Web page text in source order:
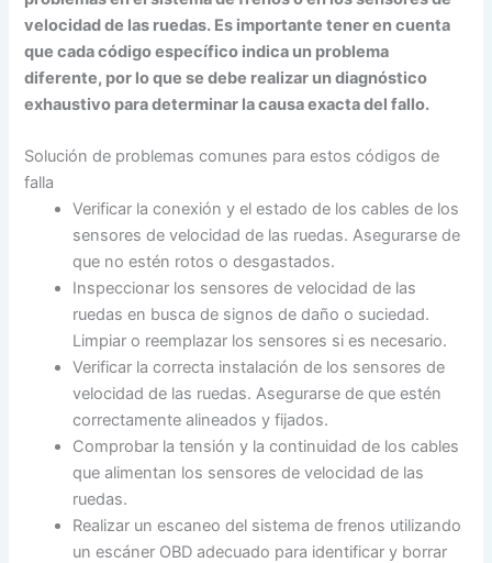
velocidad de las ruedas. Es importante tener en cuenta
que cada código específico indica un problema
diferente, por lo que se debe realizar un diagnóstico
exhaustivo para determinar la causa exacta del fallo.
Solución de problemas comunes para estos códigos de
falla
Verificar la conexión y el estado de los cables de los
sensores de velocidad de las ruedas. Asegurarse de
que no estén rotos o desgastados.
Inspeccionar los sensores de velocidad de las
ruedas en busca de signos de daño o suciedad.
Limpiar o reemplazar los sensores si es necesario.
Verificar la correcta instalación de los sensores de
velocidad de las ruedas. Asegurarse de que estén
correctamente alineados y fijados.
Comprobar la tensión y la continuidad de los cables
que alimentan los sensores de velocidad de las
ruedas.
Realizar un escaneo del sistema de frenos utilizando
un escáner OBD adecuado para identificar y borrar